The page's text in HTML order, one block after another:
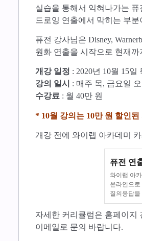
실습을 통해서 익혀나가는
드로잉 연출에서 막히는 부
퓨전 강사님은 Disney,
원화 연출을 시작으로 현재
개강 일정 : 2020년 10월 15
강의 일시
: 매주 목, 금요일
수강료 : 월 40만 원
* 10월 강의는 10만 원 할인
개강 전에 와이랩 아카데미
퓨전 연
와이랩 아
온라인으
질의응답
자세한 커리큘럼은 홈페이지
이메일로 문의 바랍니다.